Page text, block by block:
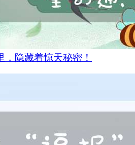
，隐藏着惊天秘密！